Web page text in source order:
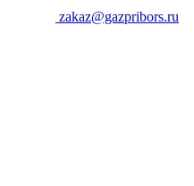
zakaz@gazpribors.ru